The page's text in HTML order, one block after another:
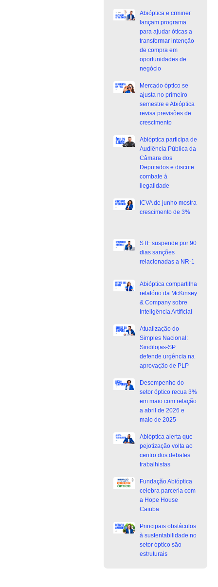
Abióptica e crminer
lançam programa
para ajudar óticas a
transformar intenção
de compra em
oportunidades de
negócio
Mercado óptico se
ajusta no primeiro
semestre e Abióptica
revisa previsões de
crescimento
Abióptica participa de
Audiência Pública da
Câmara dos
Deputados e discute
combate à
ilegalidade
ICVA de junho mostra
crescimento de 3%
STF suspende por 90
dias sanções
relacionadas a NR-1
Abióptica compartilha
relatório da McKinsey
& Company sobre
Inteligência Artificial
Atualização do
Simples Nacional:
Sindilojas-SP
defende urgência na
aprovação de PLP
Desempenho do
setor óptico recua 3%
em maio com relação
a abril de 2026 e
maio de 2025
Abióptica alerta que
pejotização volta ao
centro dos debates
trabalhistas
Fundação Abióptica
celebra parceria com
a Hope House
Caiuba
Principais obstáculos
à sustentabilidade no
setor óptico são
estruturais